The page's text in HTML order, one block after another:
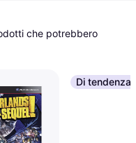
che potrebbero
Di tendenza